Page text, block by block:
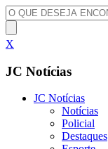
X
JC Notícias
JC Notícias
Notícias
Policial
Destaques